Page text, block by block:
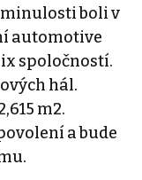
boli v
automotive
spoločností.
hál.
m2.
a bude